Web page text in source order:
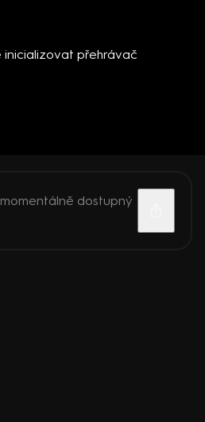
inicializovat přehrávač
dostupný